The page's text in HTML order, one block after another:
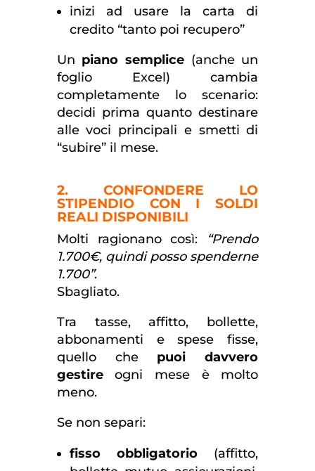
inizi ad usare la carta di
credito “tanto poi recupero”
Un piano semplice (anche un
foglio Excel) cambia
completamente lo scenario:
decidi prima quanto destinare
alle voci principali e smetti di
“subire” il mese.
2. CONFONDERE LO
STIPENDIO CON I SOLDI
REALI DISPONIBILI
Molti ragionano così:
“Prendo
1.700€, quindi posso spenderne
1.700”.
Sbagliato.
Tra tasse, affitto, bollette,
abbonamenti e spese fisse,
quello che puoi davvero
gestireogni mese è molto
meno.
Se non separi:
fisso obbligatorio (affitto,